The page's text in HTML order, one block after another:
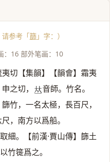
请参考「篩 」字：）
：16 部外笔画：10
夷切【集韻】【韻會】霜夷
之切， 𠀤音師。竹名。
篩竹，一名太極，長百尺，
，南方以爲船。
細。【前漢·賈山傳】篩土
竹簁爲之。